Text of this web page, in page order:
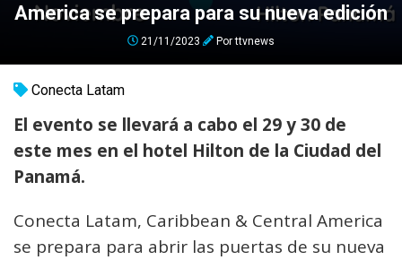
America se prepara para su nueva edición
21/11/2023 Porttvnews
Conecta Latam
El evento se llevará a cabo el 29 y 30 de
este mes en el hotel Hilton de la Ciudad del
Panamá.
Conecta Latam, Caribbean & Central America
se prepara para abrir las puertas de su nueva